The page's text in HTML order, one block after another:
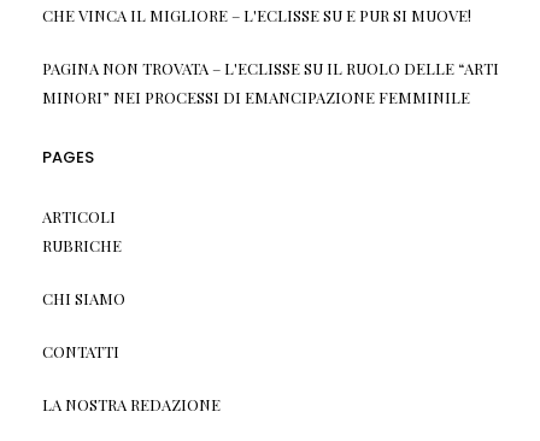
CHE VINCA IL MIGLIORE – L'ECLISSESU E PUR SI MUOVE!
PAGINA NON TROVATA – L'ECLISSESU IL RUOLO DELLE “ARTI
MINORI” NEI PROCESSI DI EMANCIPAZIONE FEMMINILE
PAGES
ARTICOLI
RUBRICHE
CHI SIAMO
CONTATTI
LA NOSTRA REDAZIONE